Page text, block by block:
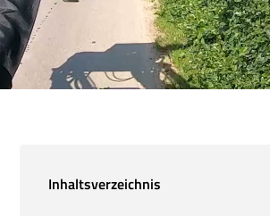
Inhaltsverzeichnis